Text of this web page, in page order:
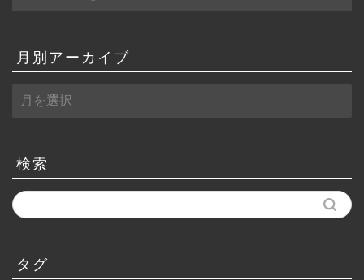
月別アーカイブ
別
カ
イ
ブ
検索
タグ